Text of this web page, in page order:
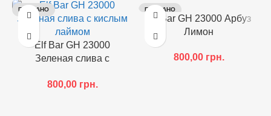
ПРОДАНО
Elf Bar GH 23000
Зеленая слива с
800,00 грн.
ПРОДАНО
Elf Bar GH 23000 Арбуз
Лимон
800,00 грн.